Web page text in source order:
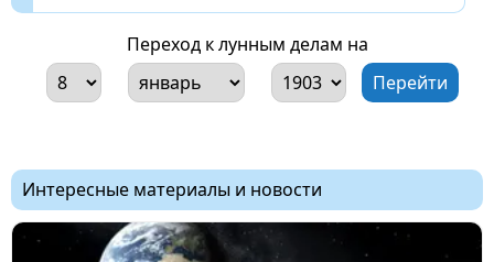
Переход к лунным делам на
Интересные материалы и новости